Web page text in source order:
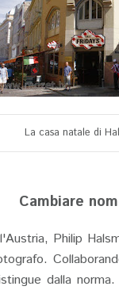
La casa natale di
Cambiare
Philip
dalla